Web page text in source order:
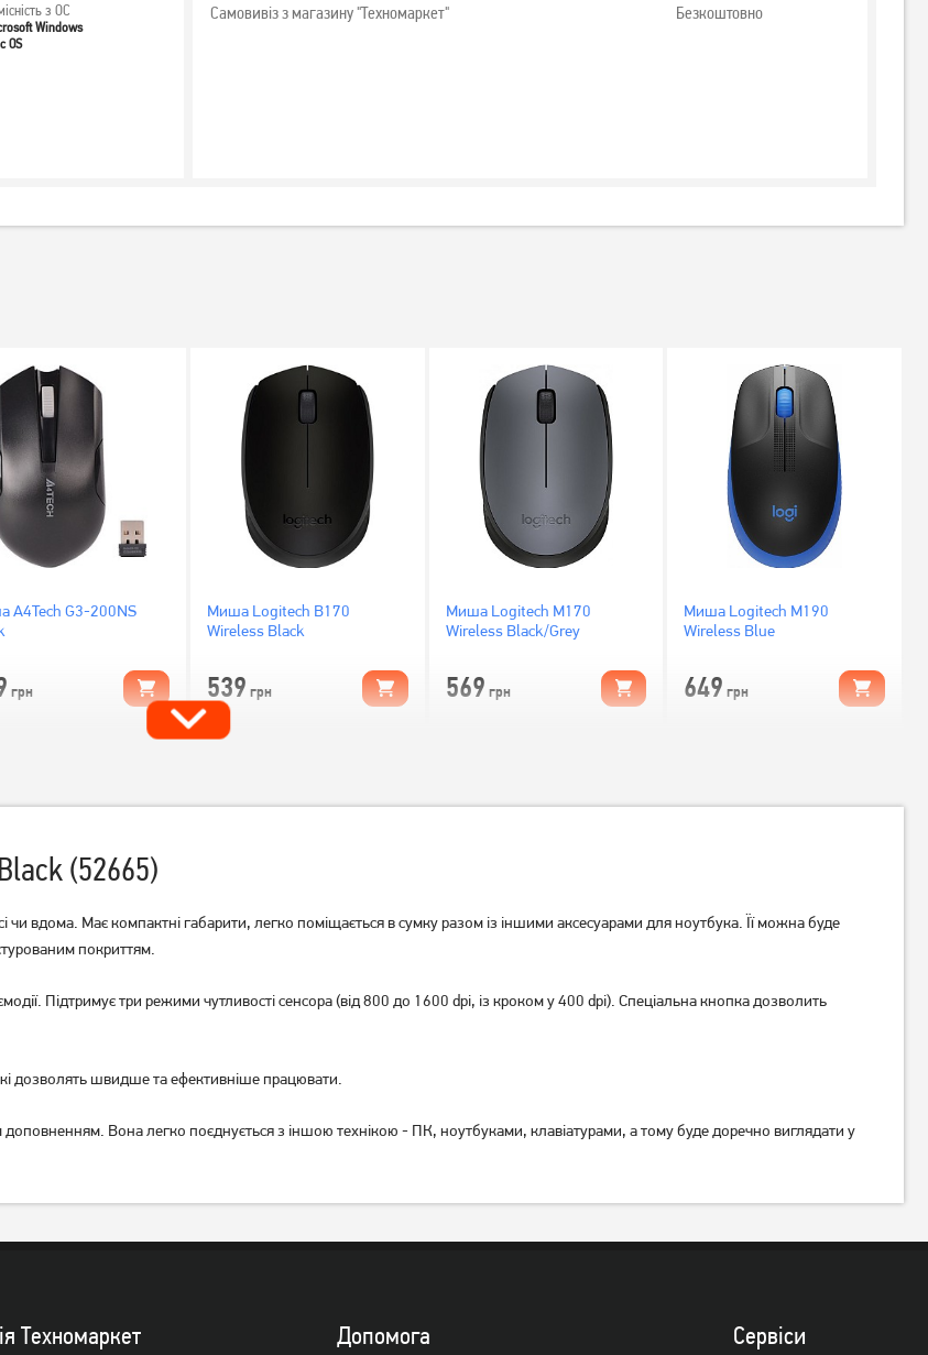
з ОС
Windows
OS
Самовивіз з магазину "Техномаркет" Безкоштовно
A4Tech G3-200NS
грн
Миша Logitech B170
Wireless Black
539 грн
Миша Logitech M170
Wireless Black/Grey
569 грн
Миша Logitech M190
Wireless Blue
649 грн
Rapoo M100 Silent
Wireless Grey (M100)
грн
Миша A4Tech Fstyler FG12S
Wireless Panda
449грн
Миша A4Tech Fstyler FG30S
Grey
01 Wireless Black
(52665)
вдома. Має компактні габарити, легко поміщається в сумку разом із іншими аксесуарами для ноутбука. Її можна буде
покриттям.
Підтримує три режими чутливості сенсора (від 800 до 1600 dpi, із кроком у 400 dpi). Спеціальна кнопка дозволить
дозволять швидше та ефективніше працювати.
Вона легко поєднується з іншою технікою - ПК, ноутбуками, клавіатурами, а тому буде доречно виглядати у
Техномаркет Допомога Сервiси